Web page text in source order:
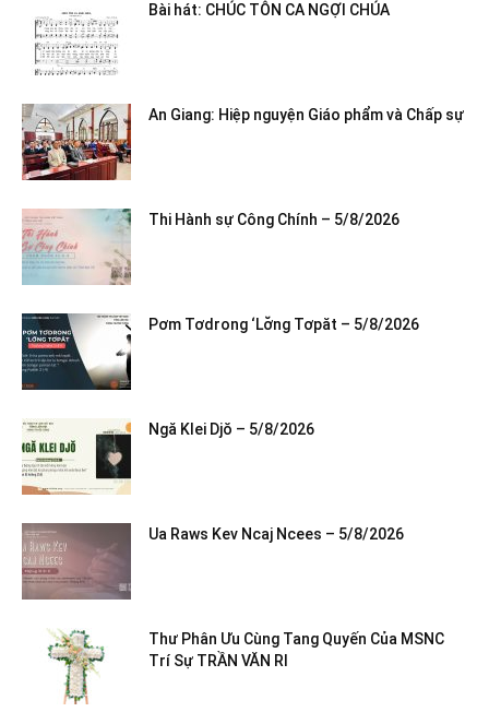
Bài hát: CHÚC TÔN CA NGỢI CHÚA
An Giang: Hiệp nguyện Giáo phẩm và Chấp sự
Thi Hành sự Công Chính – 5/8/2026
Pơm Tơdrong ‘Lơ̆ng Tơpăt – 5/8/2026
Ngă Klei Djŏ – 5/8/2026
Ua Raws Kev Ncaj Ncees – 5/8/2026
Thư Phân Ưu Cùng Tang Quyến Của MSNC
Trí Sự TRẦN VĂN RI